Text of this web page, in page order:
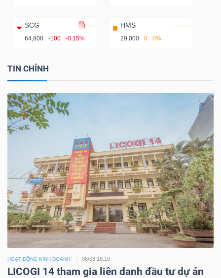
SCG
64,800 -100 -0.15%
HMS
29,000 0 0%
TIN CHÍNH
HOẠT ĐỘNG KINH DOANH 06/08 18:10
LICOGI 14 tham gia liên danh đầu tư dự án